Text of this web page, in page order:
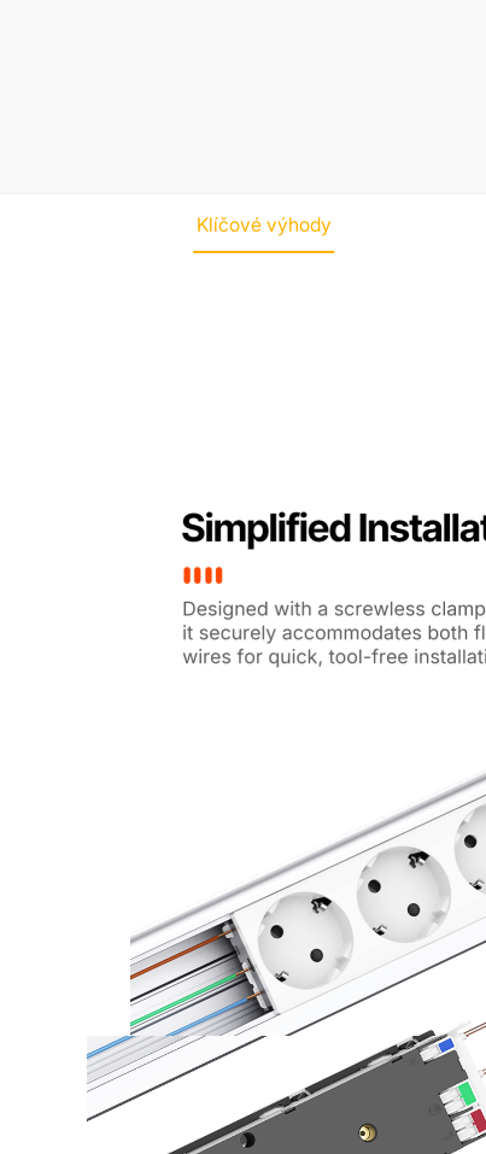
Klíčové výhody